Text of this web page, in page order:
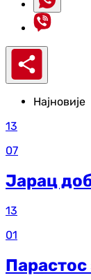
Најновије
13
07
Јарац
13
01
Парастос